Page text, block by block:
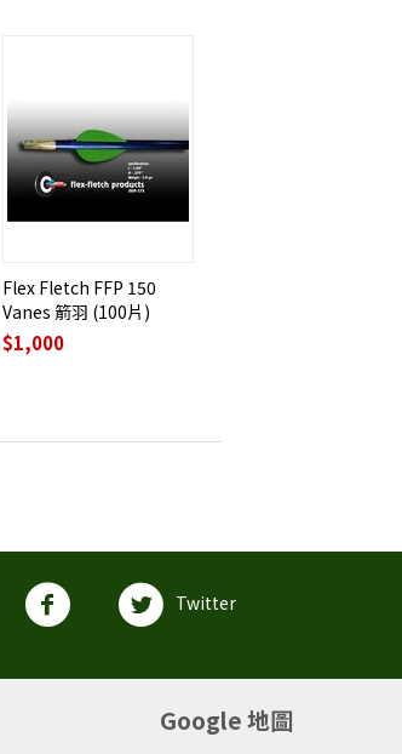
Flex Fletch FFP 150
Vanes 箭羽 (100片)
$1,000
Twitter
Google 地圖